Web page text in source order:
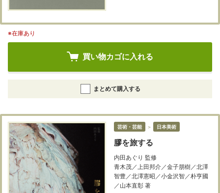
※在庫あり
買い物カゴに入れる
まとめて購入する
芸術・芸能 ＞ 日本美術
膠を旅する
内田あぐり 監修
青木茂／上田邦介／金子朋樹／北澤
智豊／北澤憲昭／小金沢智／朴亨國
／山本直彰 著